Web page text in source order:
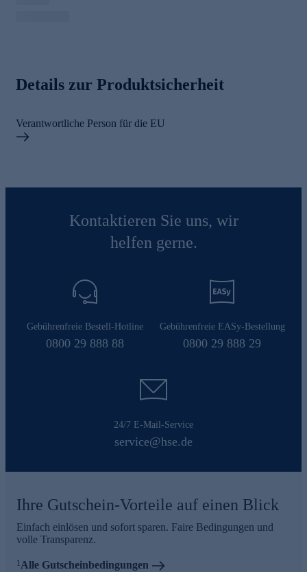
Details zur Produktsicherheit
Verantwortliche Person für die EU
Kontaktieren Sie uns, wir
helfen gerne.
Gebührenfreie Bestell-Hotline
0800 29 888 88
Gebührenfreie EASy-Bestellung
0800 29 888 29
24/7 E-Mail-Service
service@hse.de
Ihre Gutschein-Vorteile auf einen Blick
Einfach einlösen und sofort sparen. Faire Bedingungen und
volle Transparenz.
1 Alle Gutscheinbedingungen